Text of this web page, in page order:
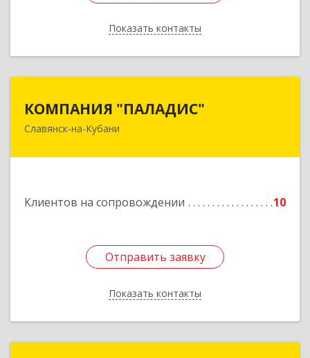
Показать контакты
Назад
КОМПАНИЯ "ПАЛАДИС"
Славянск-на-Кубани
Клиентов на сопровождении 10
Отправить заявку
Показать контакты
353560, Краснодарский край, Славянский р-н,
Подробнее
Отправить заявку
Назад